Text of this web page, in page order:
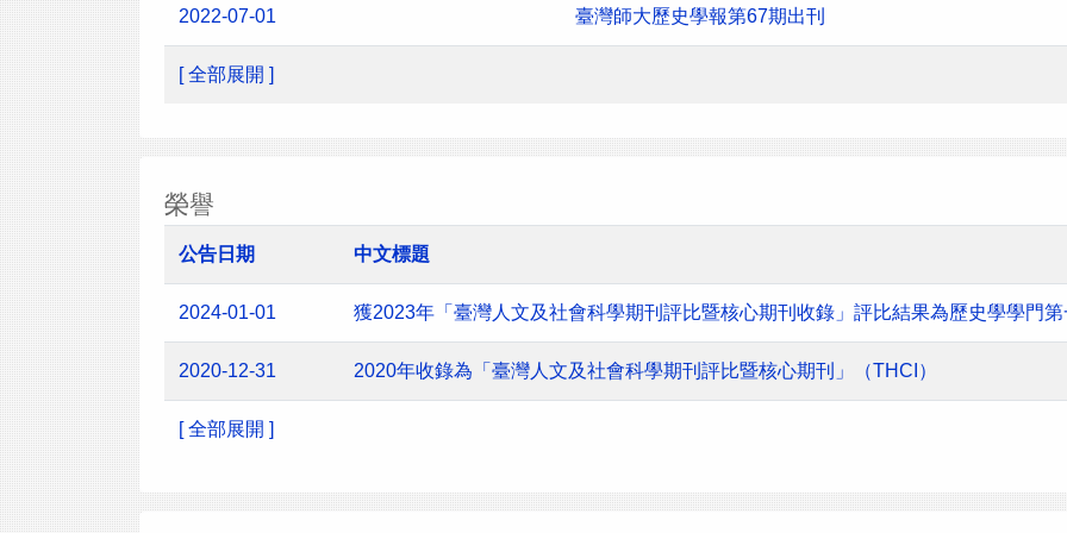
2022-07-01 臺灣師大歷史學報第67期出刊
[ 全部展開 ]
榮譽
公告日期 中文標題
2024-01-01 獲2023年「臺灣人文及社會科學期刊評比暨核心期刊收錄」評比結果為歷史學學門
2020-12-31 2020年收錄為「臺灣人文及社會科學期刊評比暨核心期刊」（THCI）
[ 全部展開 ]